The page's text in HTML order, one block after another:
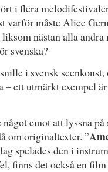
i flera
varför måste Alice
nästan alla
svenska?
i svensk scenkonst,
– ett utmärkt exempel
emot att lyssna
om originaltexter. ”
spelades den i
finns det också en